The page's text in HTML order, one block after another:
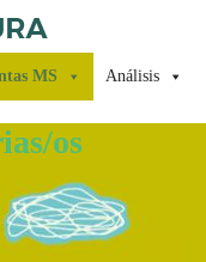
MS Análisis
os